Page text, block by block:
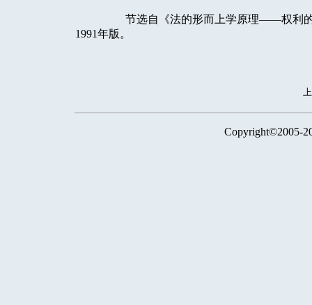
节选自《法的形而上学原理——权利的
1991年版。
Copyright©2005-